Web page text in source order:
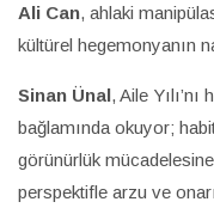
Ali Can, ahlaki
kültürel hegemonyanın
Sinan Ünal, Aile
bağlamında okuyor;
görünürlük
perspektifle arzu ve